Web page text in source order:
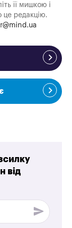
її мишкою і
це редакцію.
від